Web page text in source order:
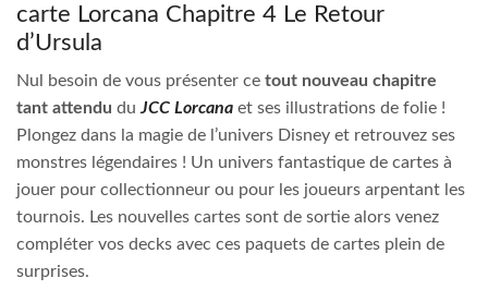
carte Lorcana Chapitre 4 Le Retour
d’Ursula
Nul besoin de vous présenter ce tout nouveau chapitre
tant attendu du JCC Lorcana et ses illustrations de folie !
Plongez dans la magie de l’univers Disney et retrouvez ses
monstres légendaires ! Un univers fantastique de cartes à
jouer pour collectionneur ou pour les joueurs arpentant les
tournois. Les nouvelles cartes sont de sortie alors venez
compléter vos decks avec ces paquets de cartes plein de
surprises.